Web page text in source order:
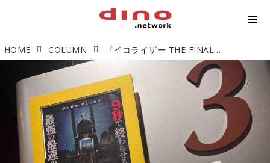
HOME COLUMN 『イコライザー THE FINAL』主人公が最強で最恐!? 実質ホラー映画なシリーズ最高傑作【甘口映画談 Vol.3】